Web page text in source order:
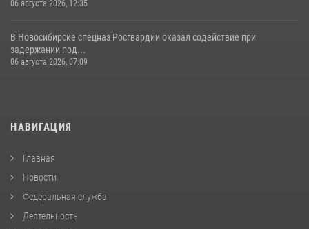
06 августа 2026, 12:35
В Новосибирске спецназ Росгвардии оказал содействие при
задержании под...
06 августа 2026, 07:09
НАВИГАЦИЯ
Главная
Новости
Федеральная служба
Деятельность